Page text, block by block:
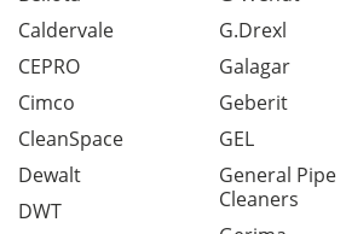
Caldervale
CEPRO
Cimco
CleanSpace
Dewalt
DWT
G.Drexl
Galagar
Geberit
GEL
General Pipe
Cleaners